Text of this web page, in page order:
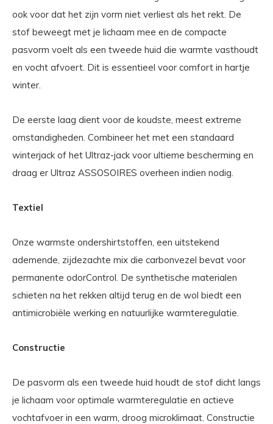
ook voor dat het zijn vorm niet verliest als het rekt. De
stof beweegt met je lichaam mee en de compacte
pasvorm voelt als een tweede huid die warmte vasthoudt
en vocht afvoert. Dit is essentieel voor comfort in hartje
winter.
De eerste laag dient voor de koudste, meest extreme
omstandigheden. Combineer het met een standaard
winterjack of het Ultraz-jack voor ultieme bescherming en
draag er Ultraz ASSOSOIRES overheen indien nodig.
Textiel
Onze warmste ondershirtstoffen, een uitstekend
ademende, zijdezachte mix die carbonvezel bevat voor
permanente odorControl. De synthetische materialen
schieten na het rekken altijd terug en de wol biedt een
antimicrobiële werking en natuurlijke warmteregulatie.
Constructie
De pasvorm als een tweede huid houdt de stof dicht langs
je lichaam voor optimale warmteregulatie en actieve
vochtafvoer in een warm, droog microklimaat. Constructie